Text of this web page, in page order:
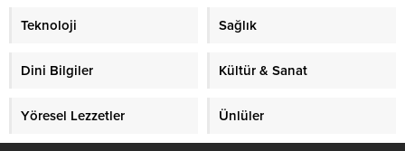
Teknoloji Sağlık
Dini Bilgiler Kültür & Sanat
Yöresel Lezzetler Ünlüler